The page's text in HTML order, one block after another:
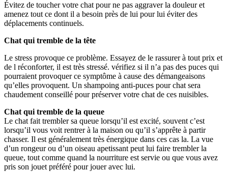
Évitez de toucher votre chat pour ne pas aggraver la douleur et
amenez tout ce dont il a besoin près de lui pour lui éviter des
déplacements continuels.
Chat qui tremble de la tête
Le stress provoque ce problème. Essayez de le rassurer à tout prix et
de l réconforter, il est très stressé. vérifiez si il n’a pas des puces qui
pourraient provoquer ce symptôme à cause des démangeaisons
qu’elles provoquent. Un shampoing anti-puces pour chat sera
chaudement conseillé pour préserver votre chat de ces nuisibles.
Chat qui tremble de la queue
Le chat fait trembler sa queue lorsqu’il est excité, souvent c’est
lorsqu’il vous voit rentrer à la maison ou qu’il s’apprête à partir
chasser. Il est généralement très énergique dans ces cas la. La vue
d’un rongeur ou d’un oiseau apetissant peut lui faire trembler la
queue, tout comme quand la nourriture est servie ou que vous avez
pris son jouet préféré pour jouer avec lui.